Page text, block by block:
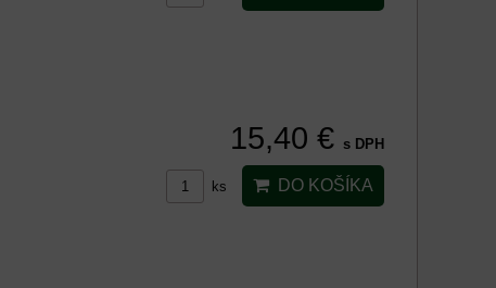
15,40 € s DPH
ks DO KOŠÍKA